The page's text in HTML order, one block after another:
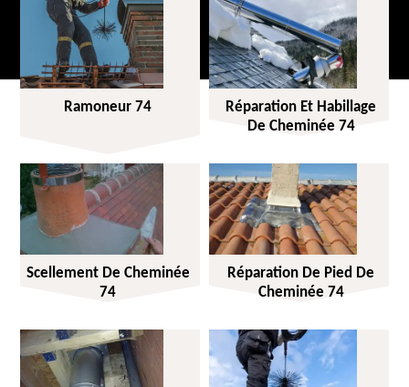
Ramoneur 74
Réparation Et Habillage
De Cheminée 74
Scellement De Cheminée
74
Réparation De Pied De
Cheminée 74